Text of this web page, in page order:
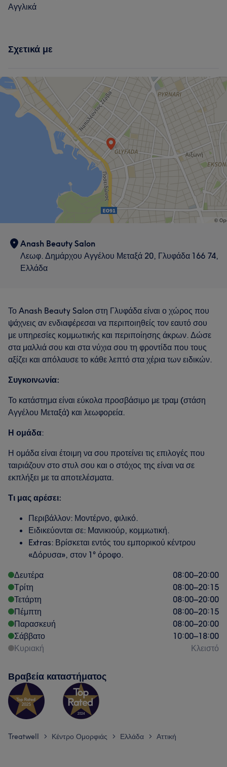
Αγγλικά
Σχετικά με
Anash Beauty Salon
Λεωφ. Δημάρχου Αγγέλου Μεταξά 20, Γλυφάδα 166 74,
Ελλάδα
Το Anash Beauty Salon στη Γλυφάδα είναι ο χώρος που
ψάχνεις αν ενδιαφέρεσαι να περιποιηθείς τον εαυτό σου
με υπηρεσίες κομμωτικής και περιποίησης άκρων. Δώσε
στα μαλλιά σου και στα νύχια σου τη φροντίδα που τους
αξίζει και απόλαυσε το κάθε λεπτό στα χέρια των ειδικών.
Συγκοινωνία:
Το κατάστημα είναι εύκολα προσβάσιμο με τραμ (στάση
Αγγέλου Μεταξά) και λεωφορεία.
Η ομάδα:
Η ομάδα είναι έτοιμη να σου προτείνει τις επιλογές που
ταιριάζουν στο στυλ σου και ο στόχος της είναι να σε
εκπλήξει με τα αποτελέσματα.
Τι μας αρέσει:
Περιβάλλον: Μοντέρνο, φιλικό.
Ειδικεύονται σε: Μανικιούρ, κομμωτική.
Extras: Βρίσκεται εντός του εμπορικού κέντρου
«Δόρυσα», στον 1° όροφο.
Δευτέρα
08:00–20:00
Τρίτη
08:00–20:15
Τετάρτη
08:00–20:00
Πέμπτη
08:00–20:15
Παρασκευή
08:00–20:00
Σάββατο
10:00–18:00
Κυριακή
Κλειστό
Βραβεία καταστήματος
Treatwell > Κέντρο Ομορφιάς > Ελλάδα > Αττική